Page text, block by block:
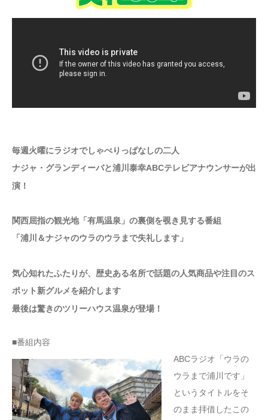
毎週火曜にラジオでしゃべりっぱなしの二人
ナジャ・グランディーバと浦川泰幸ABCテレビアナウンサーが出
演！
関西屈指の観光地「有馬温泉」の裏側を覗き見する番組
「浦川＆ナジャのウラのウラまで失礼します」
気心知れたふたりが、歴史ある名所で話題の人気商品や注目のス
ポット新グルメを紹介します
最後は驚きのツリーハウス温泉が登場！
■番組内容
ABCラジオ「ウラの
ウラまで浦川です」
というタイトルをそ
のまま拝借したこの